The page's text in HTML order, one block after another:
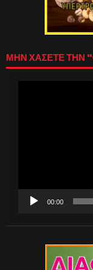
ΜΗΝ ΧΑΣΕΤΕ ΤΗΝ
00:00